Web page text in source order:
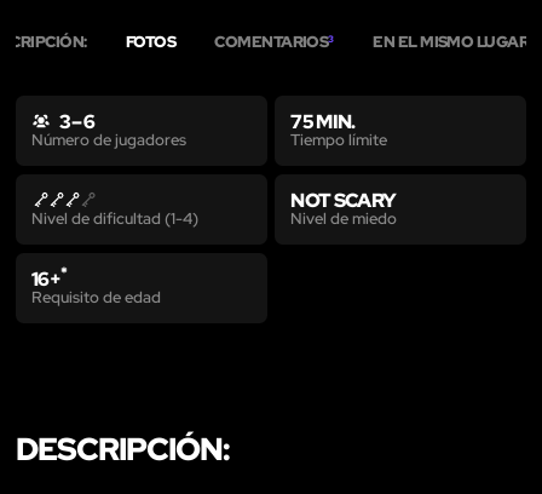
FOTOS COMENTARIOS3 EN EL MISMO LUGAR
3 – 6
Número de jugadores
75 MIN.
Tiempo límite
Nivel de dificultad (1-4)
NOT SCARY
Nivel de miedo
16+*
Requisito de edad
DESCRIPCIÓN: